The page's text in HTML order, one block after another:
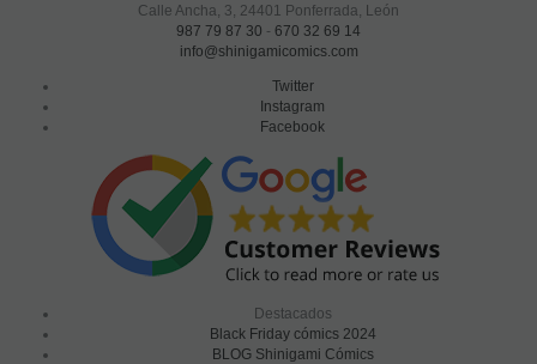
Calle Ancha, 3, 24401 Ponferrada, León
987 79 87 30 - 670 32 69 14
info@shinigamicomics.com
Twitter
Instagram
Facebook
Destacados
Black Friday cómics 2024
BLOG Shinigami Cómics